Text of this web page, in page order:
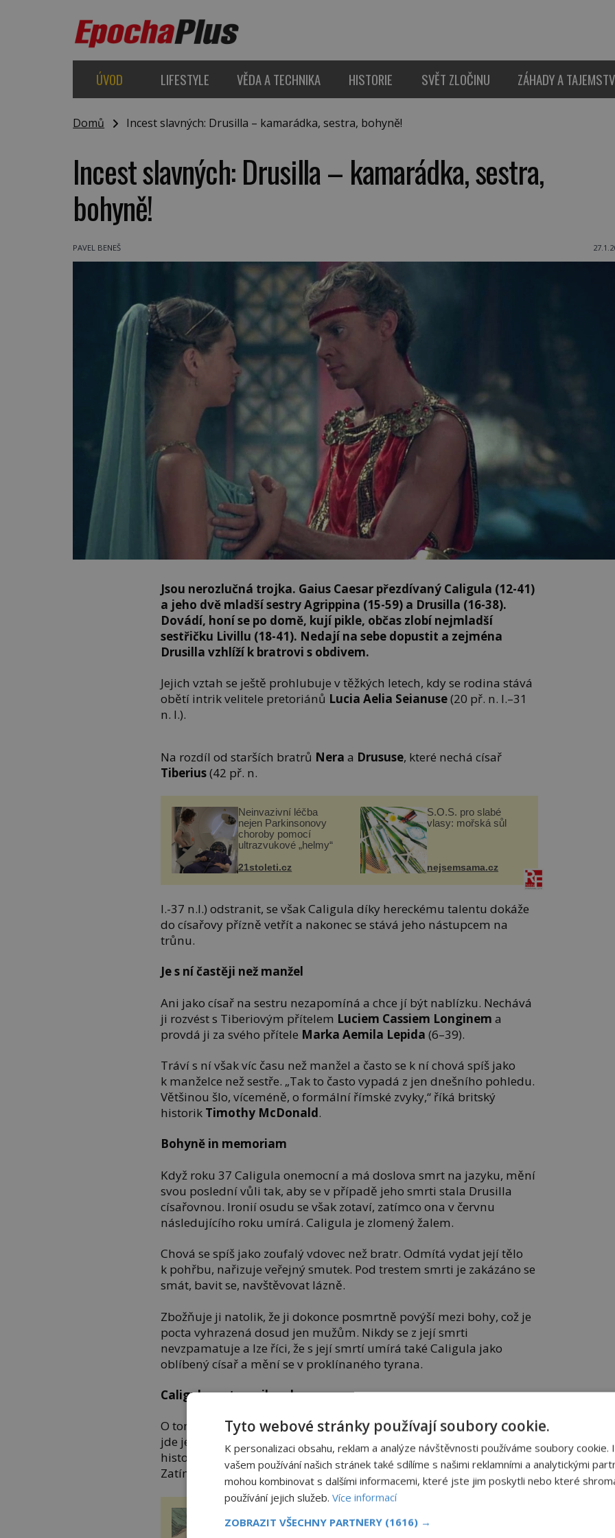
ÚVOD LIFESTYLE VĚDA A TECHNIKA HISTORIE SVĚT ZLOČINU ZÁHADY A
Domů Incest slavných: Drusilla – kamarádka, sestra, bohyně!
Incest slavných: Drusilla – kamarádka, sestra,
bohyně!
PAVEL BENEŠ
Jsou nerozlučná trojka. Gaius Caesar přezdívaný Caligula (12-41)
a jeho dvě mladší sestry Agrippina (15-59) a Drusilla (16-38).
Dovádí, honí se po domě, kují pikle, občas zlobí nejmladší
sestřičku Livillu (18-41). Nedají na sebe dopustit a zejména
Drusilla vzhlíží k bratrovi s obdivem.
Jejich vztah se ještě prohlubuje v těžkých letech, kdy se rodina stává
obětí intrik velitele pretoriánů Lucia Aelia Seianuse(20 př. n. l.–31
n. l.).
Na rozdíl od starších bratrů Nera a Drususe, které nechá císař
Tiberius(42 př. n.
Neinvazivní léčba
nejen Parkinsonovy
choroby pomocí
ultrazvukové „helmy“
21stoleti.cz
S.O.S. pro slabé
vlasy: mořská sůl
nejsemsama.cz
l.-37 n.l.) odstranit, se však Caligula díky hereckému talentu dokáže
do císařovy přízně vetřít a nakonec se stává jeho nástupcem na
trůnu.
Je s ní častěji než manžel
Ani jako císař na sestru nezapomíná a chce jí být nablízku. Nechává
ji rozvést s Tiberiovým přítelem Luciem Cassiem Longinem a
provdá ji za svého přítele Marka Aemila Lepida(6–39).
Tráví s ní však víc času než manžel a často se k ní chová spíš jako
k manželce než sestře. „Tak to často vypadá z jen dnešního pohledu.
Většinou šlo, víceméně, o formální římské zvyky,“ říká britský
historik Timothy McDonald.
Bohyně in memoriam
Když roku 37 Caligula onemocní a má doslova smrt na jazyku, mění
svou poslední vůli tak, aby se v případě jeho smrti stala Drusilla
císařovnou. Ironií osudu se však zotaví, zatímco ona v červnu
následujícího roku umírá. Caligula je zlomený žalem.
Chová se spíš jako zoufalý vdovec než bratr. Odmítá vydat její tělo
k pohřbu, nařizuje veřejný smutek. Pod trestem smrti je zakázáno se
smát, bavit se, navštěvovat lázně.
Zbožňuje ji natolik, že ji dokonce posmrtně povýší mezi bohy, což je
pocta vyhrazená dosud jen mužům. Nikdy se z její smrti
nevzpamatuje a lze říci, že s její smrtí umírá také Caligula jako
oblíbený císař a mění se v proklínaného tyrana.
Caligula sestru miloval
O tom, že Caligula sestru miloval, není pochyb. V otázce incestu však
jde jen o nepodložené dohady. Důkaz chybí. Píše o něm sice řada
historiků, vycházejí však z mála a ještě nejednotných zdrojů.
Zatímco ŘekSeneca(4 př. n.
předci ztratili před
knedlíčky
Tyto webové stránky používají soubory cookie.
K personalizaci obsahu, reklam a analýze návštěvnosti používáme soubory cookie.
vašem používání našich stránek také sdílíme s našimi reklamními a analytickými
mohou kombinovat s dalšími informacemi, které jste jim poskytli nebo které
používání jejich služeb. Více informací
ZOBRAZIT VŠECHNY PARTNERY (1616) →